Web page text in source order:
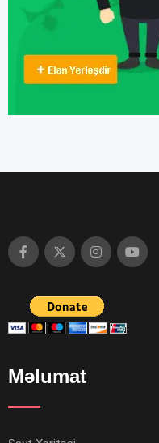
Məlumat